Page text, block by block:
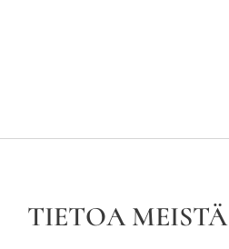
TIETOA MEISTÄ